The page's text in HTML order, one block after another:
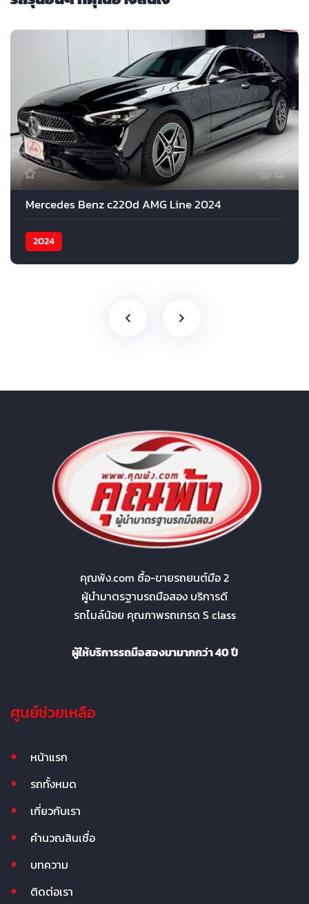
12
Mercedes Benz c220d AMG Line 2024
2024
คุณพ้ง.com ซื้อ-ขายรถยนต์มือ 2
ผู้นำมาตรฐานรถมือสอง บริการดี
รถไมล์น้อย คุณภาพรถเกรด S class
ผู้ให้บริการรถมือสองมามากกว่า 40 ปี
ศูนย์ช่วยเหลือ
หน้าแรก
รถทั้งหมด
เกี่ยวกับเรา
คำนวณสินเชื่อ
บทความ
ติดต่อเรา